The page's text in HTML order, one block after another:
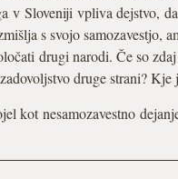
Sloveniji vpliva dejstvo,
s svojo samozavestjo,
drugi narodi. Če so
druge strani? Kje
nesamozavestno